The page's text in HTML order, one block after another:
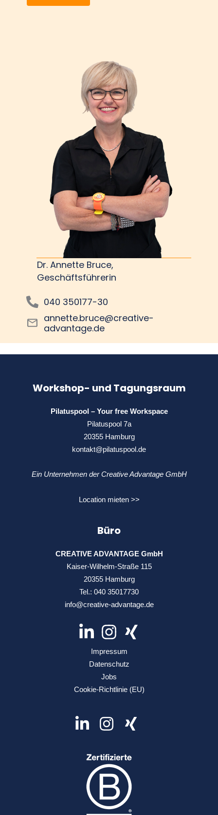
Dr. Annette Bruce,
Geschäftsführerin
040 350177-30
annette.bruce@creative-
advantage.de
Workshop- und Tagungsraum
Pilatuspool – Your free Workspace
Pilatuspool 7a
20355 Hamburg
kontakt@pilatuspool.de
Ein Unternehmen der Creative Advantage GmbH
Location mieten >>
Büro
CREATIVE ADVANTAGE GmbH
Kaiser-Wilhelm-Straße 115
20355 Hamburg
Tel.: 040 35017730
info@creative-advantage.de
Impressum
Datenschutz
Jobs
Cookie-Richtlinie (EU)